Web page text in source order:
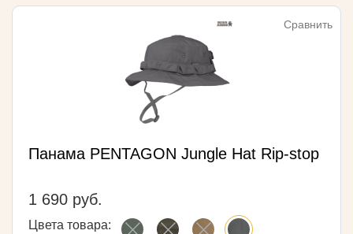
Сравнить
Панама PENTAGON Jungle Hat Rip-stop
1 690 руб.
Цвета товара: